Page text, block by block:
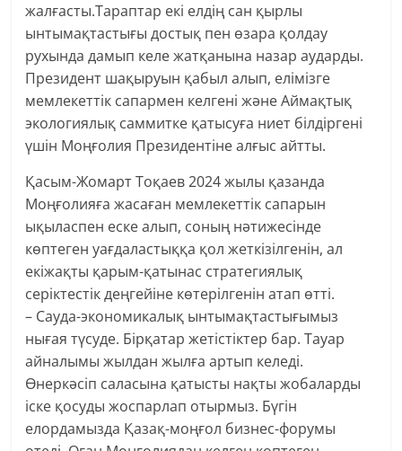
жалғасты.Тараптар екі елдің сан қырлы
ынтымақтастығы достық пен өзара қолдау
рухында дамып келе жатқанына назар аударды.
Президент шақыруын қабыл алып, елімізге
мемлекеттік сапармен келгені және Аймақтық
экологиялық саммитке қатысуға ниет білдіргені
үшін Моңғолия Президентіне алғыс айтты.
Қасым-Жомарт Тоқаев 2024 жылы қазанда
Моңғолияға жасаған мемлекеттік сапарын
ықыласпен еске алып, соның нәтижесінде
көптеген уағдаластыққа қол жеткізілгенін, ал
екіжақты қарым-қатынас стратегиялық
серіктестік деңгейіне көтерілгенін атап өтті.
– Сауда-экономикалық ынтымақтастығымыз
нығая түсуде. Бірқатар жетістіктер бар. Тауар
айналымы жылдан жылға артып келеді.
Өнеркәсіп саласына қатысты нақты жобаларды
іске қосуды жоспарлап отырмыз. Бүгін
елордамызда Қазақ-моңғол бизнес-форумы